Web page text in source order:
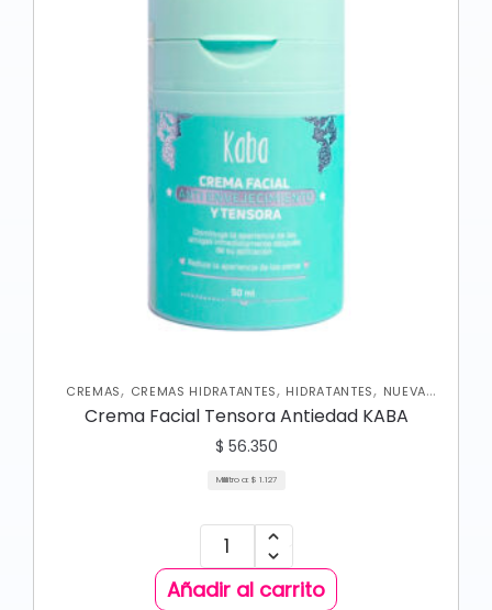
CREMAS, CREMAS HIDRATANTES, HIDRATANTES, NUEVA
COLECCIÓN
SKIN CARE FACIAL
Crema Facial Tensora Antiedad KABA
$ 56.350
Mililitro a: $ 1.127
Añadir al carrito